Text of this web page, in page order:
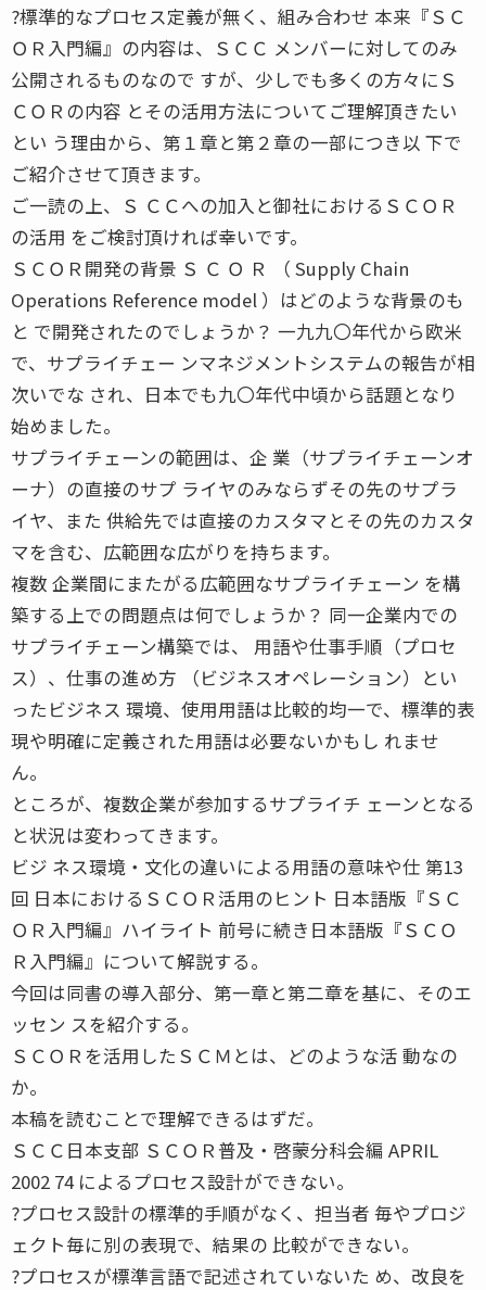
?標準的なプロセス定義が無く、組み合わせ 本来『ＳＣ
ＯＲ入門編』の内容は、ＳＣＣ メンバーに対してのみ
公開されるものなので すが、少しでも多くの方々にＳ
ＣＯＲの内容 とその活用方法についてご理解頂きたい
とい う理由から、第１章と第２章の一部につき以 下で
ご紹介させて頂きます。
ご一読の上、Ｓ ＣＣへの加入と御社におけるＳＣＯＲ
の活用 をご検討頂ければ幸いです。
ＳＣＯＲ開発の背景 Ｓ Ｃ Ｏ Ｒ （ Supply Chain
Operations Reference model ）はどのような背景のも
と で開発されたのでしょうか？ 一九九〇年代から欧米
で、サプライチェー ンマネジメントシステムの報告が相
次いでな され、日本でも九〇年代中頃から話題となり
始めました。
サプライチェーンの範囲は、企 業（サプライチェーンオ
ーナ）の直接のサプ ライヤのみならずその先のサプラ
イヤ、また 供給先では直接のカスタマとその先のカスタ
マを含む、広範囲な広がりを持ちます。
複数 企業間にまたがる広範囲なサプライチェーン を構
築する上での問題点は何でしょうか？ 同一企業内での
サプライチェーン構築では、 用語や仕事手順（プロセ
ス）、仕事の進め方 （ビジネスオペレーション）とい
ったビジネス 環境、使用用語は比較的均一で、標準的表
現や明確に定義された用語は必要ないかもし れませ
ん。
ところが、複数企業が参加するサプライチ ェーンとなる
と状況は変わってきます。
ビジ ネス環境・文化の違いによる用語の意味や仕 第13
回 日本におけるＳＣＯＲ活用のヒント 日本語版『ＳＣ
ＯＲ入門編』ハイライト 前号に続き日本語版『ＳＣＯ
Ｒ入門編』について解説する。
今回は同書の導入部分、第一章と第二章を基に、そのエ
ッセン スを紹介する。
ＳＣＯＲを活用したＳＣＭとは、どのような活 動なの
か。
本稿を読むことで理解できるはずだ。
ＳＣＣ日本支部 ＳＣＯＲ普及・啓蒙分科会編 APRIL
2002 74 によるプロセス設計ができない。
?プロセス設計の標準的手順がなく、担当者 毎やプロジ
ェクト毎に別の表現で、結果の 比較ができない。
?プロセスが標準言語で記述されていないた め、改良を